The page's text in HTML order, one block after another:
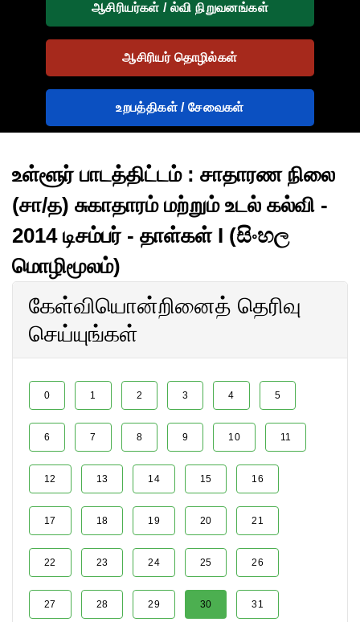
ஆசிரியர்கள் / ல்வி நிறுவனங்கள்
ஆசிரியர் தொழில்கள்
உறபத்திகள் / சேவைகள்
உள்ளூர் பாடத்திட்டம் : சாதாரண நிலை
(சா/த) சுகாதாரம் மற்றும் உடல் கல்வி -
2014 டிசம்பர் - தாள்கள் I (සිංහල
மொழிமூலம்)
கேள்வியொன்றினைத் தெரிவு
செய்யுங்கள்
0 1 2 3 4 5
6 7 8 9 10 11
12 13 14 15 16
17 18 19 20 21
22 23 24 25 26
27 28 29 30 31